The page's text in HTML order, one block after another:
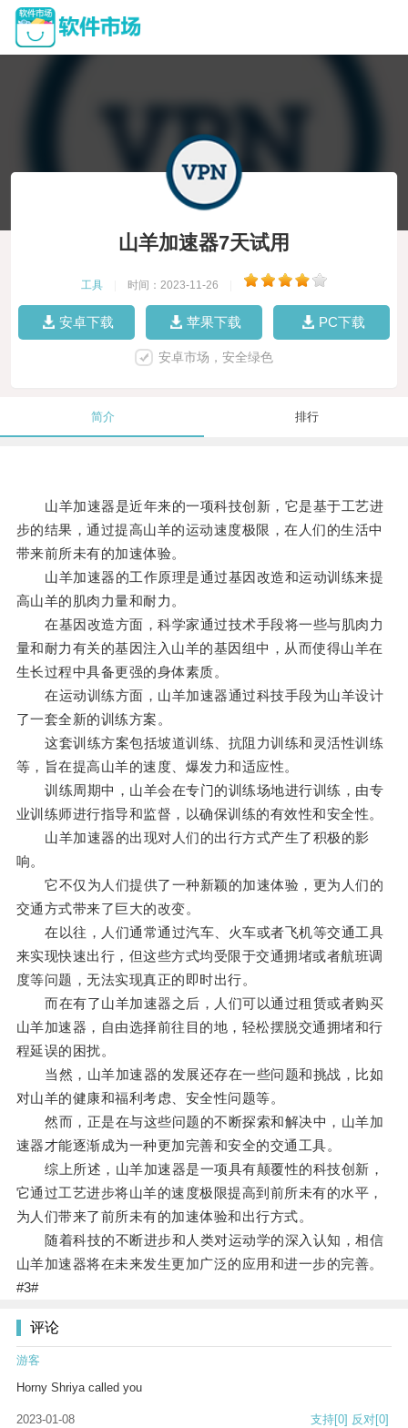
山羊加速器7天试用
工具 时间：2023-11-26
安卓下载 苹果下载 PC下载
安卓市场，安全绿色
简介 排行
山羊加速器是近年来的一项科技创新，它是基于工艺进
步的结果，通过提高山羊的运动速度极限，在人们的生活中
带来前所未有的加速体验。
山羊加速器的工作原理是通过基因改造和运动训练来提
高山羊的肌肉力量和耐力。
在基因改造方面，科学家通过技术手段将一些与肌肉力
量和耐力有关的基因注入山羊的基因组中，从而使得山羊在
生长过程中具备更强的身体素质。
在运动训练方面，山羊加速器通过科技手段为山羊设计
了一套全新的训练方案。
这套训练方案包括坡道训练、抗阻力训练和灵活性训练
等，旨在提高山羊的速度、爆发力和适应性。
训练周期中，山羊会在专门的训练场地进行训练，由专
业训练师进行指导和监督，以确保训练的有效性和安全性。
山羊加速器的出现对人们的出行方式产生了积极的影
响。
它不仅为人们提供了一种新颖的加速体验，更为人们的
交通方式带来了巨大的改变。
在以往，人们通常通过汽车、火车或者飞机等交通工具
来实现快速出行，但这些方式均受限于交通拥堵或者航班调
度等问题，无法实现真正的即时出行。
而在有了山羊加速器之后，人们可以通过租赁或者购买
山羊加速器，自由选择前往目的地，轻松摆脱交通拥堵和行
程延误的困扰。
当然，山羊加速器的发展还存在一些问题和挑战，比如
对山羊的健康和福利考虑、安全性问题等。
然而，正是在与这些问题的不断探索和解决中，山羊加
速器才能逐渐成为一种更加完善和安全的交通工具。
综上所述，山羊加速器是一项具有颠覆性的科技创新，
它通过工艺进步将山羊的速度极限提高到前所未有的水平，
为人们带来了前所未有的加速体验和出行方式。
随着科技的不断进步和人类对运动学的深入认知，相信
山羊加速器将在未来发生更加广泛的应用和进一步的完善。
#3#
评论
游客
Horny Shriya called you
2023-01-08 支持[0] 反对[0]